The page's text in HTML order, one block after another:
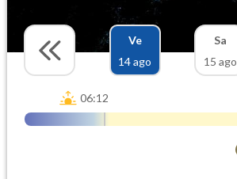
Ve
14 ago
Sa
15 ago
06:12